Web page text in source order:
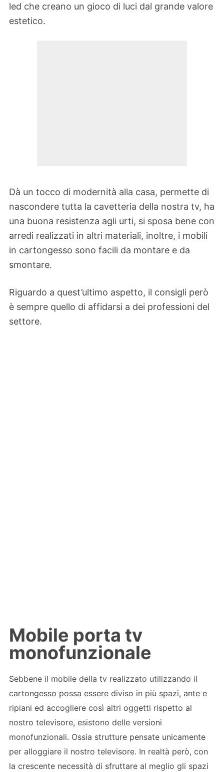
led che creano un gioco di luci dal grande valore
estetico.
Dà un tocco di modernità alla casa, permette di
nascondere tutta la cavetteria della nostra tv, ha
una buona resistenza agli urti, si sposa bene con
arredi realizzati in altri materiali, inoltre, i mobili
in cartongesso sono facili da montare e da
smontare.
Riguardo a quest’ultimo aspetto, il consigli però
è sempre quello di affidarsi a dei professioni del
settore.
Mobile porta tv
monofunzionale
Sebbene il mobile della tv realizzato utilizzando il
cartongesso possa essere diviso in più spazi, ante e
ripiani ed accogliere così altri oggetti rispetto al
nostro televisore, esistono delle versioni
monofunzionali. Ossia strutture pensate unicamente
per alloggiare il nostro televisore. In realtà però, con
la crescente necessità di sfruttare al meglio gli spazi